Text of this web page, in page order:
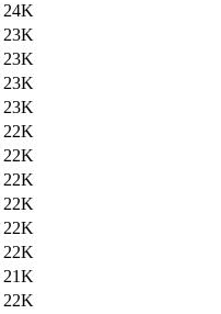
24K
23K
23K
23K
23K
22K
22K
22K
22K
22K
22K
21K
22K